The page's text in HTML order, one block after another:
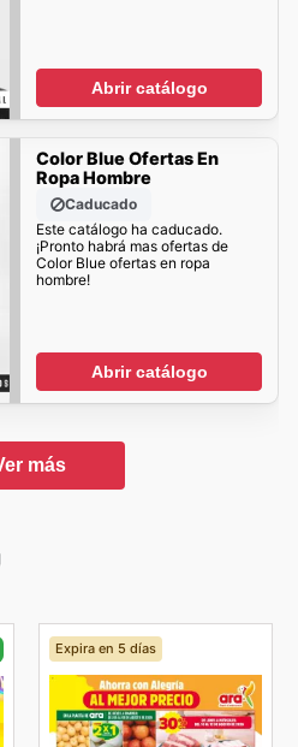
Abrir catálogo
Color Blue Ofertas En
Ropa Hombre
Caducado
Este catálogo ha caducado.
¡Pronto habrá mas ofertas de
Color Blue ofertas en ropa
hombre!
Abrir catálogo
más
Expira en 5 días